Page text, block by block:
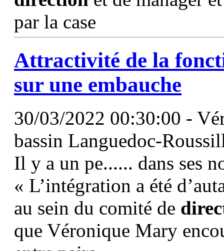
par la case
Attractivité de la
sur une embauche
30/03/2022 00:30:00 -
bassin Languedoc-
Il y a un pe...... dans ses
« L’intégration a été
au sein du comité de
que Véronique Mary